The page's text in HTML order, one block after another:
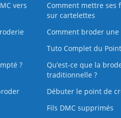
vers
Comment mettre ses
sur cartelettes
Comment broder une
Tuto Complet du
?
Qu’est-ce que la
traditionnelle ?
Débuter le point de
Fils DMC supprimés